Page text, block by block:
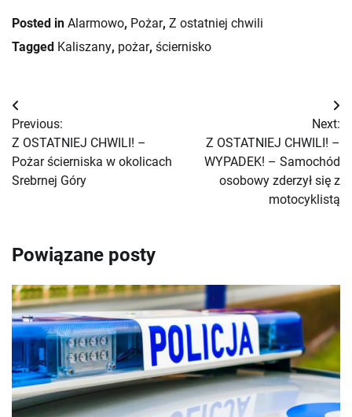
Posted in Alarmowo, Pożar, Z ostatniej chwili
Tagged Kaliszany, pożar, ściernisko
Nawigacja
wpisu
Previous:
Z OSTATNIEJ CHWILI! –
Pożar ścierniska w okolicach
Srebrnej Góry
Next:
Z OSTATNIEJ CHWILI! –
WYPADEK! – Samochód
osobowy zderzył się z
motocyklistą
Powiązane posty